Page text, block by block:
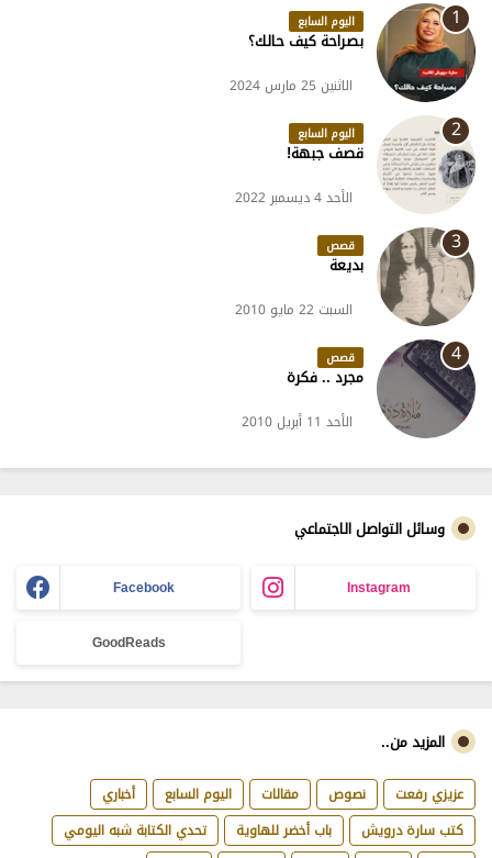
اليوم السابع
بصراحة كيف حالك؟
الاثنين 25 مارس 2024
اليوم السابع
قصف جبهة!
الأحد 4 ديسمبر 2022
قصص
بديعة
السبت 22 مايو 2010
قصص
مجرد .. فكرة
الأحد 11 أبريل 2010
وسائل التواصل الاجتماعي
Facebook Instagram
GoodReads
المزيد من..
عزيزي رفعت نصوص مقالات اليوم السابع
أخباري
كتب سارة درويش
باب أخضر للهاوية
تحدي الكتابة شبه اليومي